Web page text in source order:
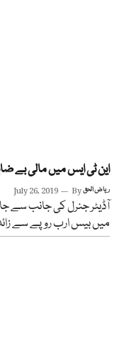
این ٹی ایس میں مالی بے
July 26, 2019 Byریاض الحق
آڈیٹر جنرل کی جانب سے
میں بیس ارب روپے سے